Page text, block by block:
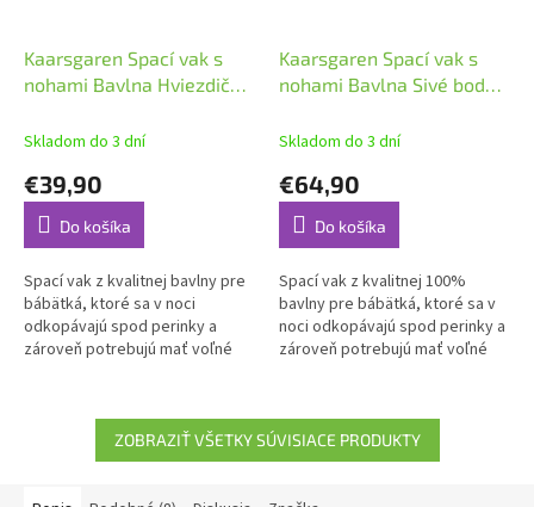
Kaarsgaren Spací vak s
nohami Bavlna Hviezdičky
Skladom do 3 dní
€39,90
Do košíka
Spací vak z kvalitnej bavlny pre
bábätká, ktoré sa v noci
odkopávajú spod perinky a
zároveň potrebujú mať voľné
Kaarsgaren Spací vak s
nohami Bavlna Sivé bodky
Skladom do 3 dní
€64,90
Do košíka
Spací vak z kvalitnej 100%
bavlny pre bábätká, ktoré sa v
noci odkopávajú spod perinky a
zároveň potrebujú mať voľné
ZOBRAZIŤ VŠETKY SÚVISIACE PRODUKTY